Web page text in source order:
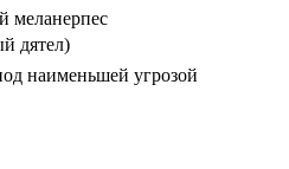
меланерпес
дятел)
наименьшей угрозой